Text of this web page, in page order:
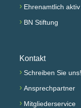
› Ehrenamtlich aktiv
› BN Stiftung
Kontakt
› Schreiben Sie uns!
› Ansprechpartner
› Mitgliederservice